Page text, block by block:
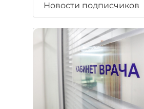
Новости подписчиков